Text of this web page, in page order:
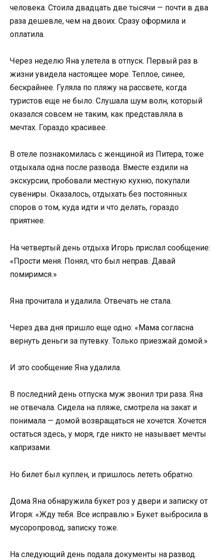
человека. Стоила двадцать две тысячи — почти в два
раза дешевле, чем на двоих. Сразу оформила и
оплатила.
Через неделю Яна улетела в отпуск. Первый раз в
жизни увидела настоящее море. Теплое, синее,
бескрайнее. Гуляла по пляжу на рассвете, когда
туристов еще не было. Слушала шум волн, который
оказался совсем не таким, как представляла в
мечтах. Гораздо красивее.
В отеле познакомилась с женщиной из Питера, тоже
отдыхала одна после развода. Вместе ездили на
экскурсии, пробовали местную кухню, покупали
сувениры. Оказалось, отдыхать без постоянных
споров о том, куда идти и что делать, гораздо
приятнее.
На четвертый день отдыха Игорь прислал сообщение:
«Прости меня. Понял, что был неправ. Давай
помиримся.»
Яна прочитала и удалила. Отвечать не стала.
Через два дня пришло еще одно: «Мама согласна
вернуть деньги за путевку. Только приезжай домой.»
И это сообщение Яна удалила.
В последний день отпуска муж звонил три раза. Яна
не отвечала. Сидела на пляже, смотрела на закат и
понимала — домой возвращаться не хочется. Хочется
остаться здесь, у моря, где никто не называет мечты
капризами.
Но билет был куплен, и пришлось лететь обратно.
Дома Яна обнаружила букет роз у двери и записку от
Игоря: «Жду тебя. Все исправлю.» Букет выбросила в
мусоропровод, записку тоже.
На следующий день подала документы на развод.